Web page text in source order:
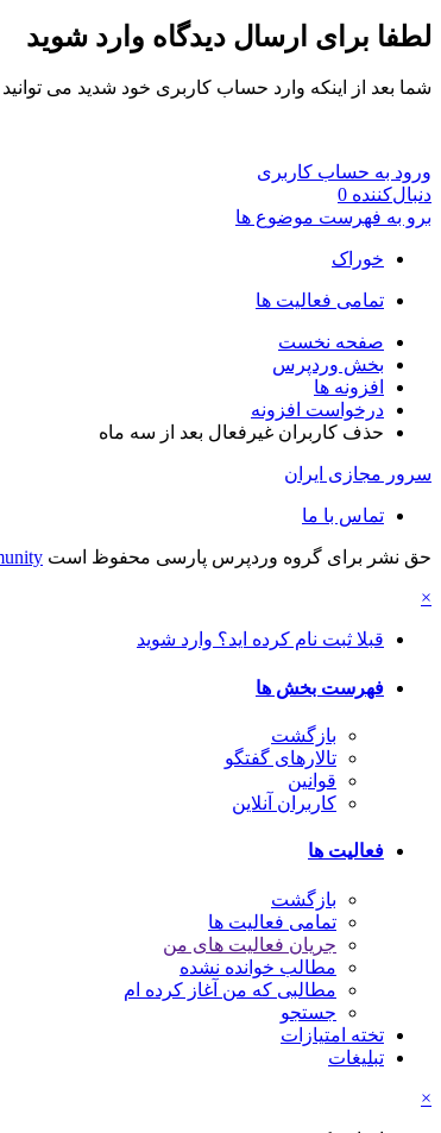
لطفا برای ارسال دیدگاه وارد شوید
شما بعد از اینکه وارد حساب کاربری خود شدید می
ورود به حساب کاربری
دنبال‌کننده 0
برو به فهرست موضوع ها
خوراک
تمامی فعالیت ها
صفحه نخست
بخش وردپرس
افزونه ها
درخواست افزونه
حذف کاربران غیرفعال بعد از سه ماه
سرور مجازی ایران
تماس با ما
حق نشر برای گروه وردپرس پارسی محفوظ است
×
قبلا ثبت نام کرده اید؟ وارد شوید
فهرست بخش ها
بازگشت
تالارهای گفتگو
قوانین
کاربران آنلاین
فعالیت ها
بازگشت
تمامی فعالیت ها
جریان فعالیت های من
مطالب خوانده نشده
مطالبی که من آغاز کرده ام
جستجو
تخته امتیازات
تبلیغات
×